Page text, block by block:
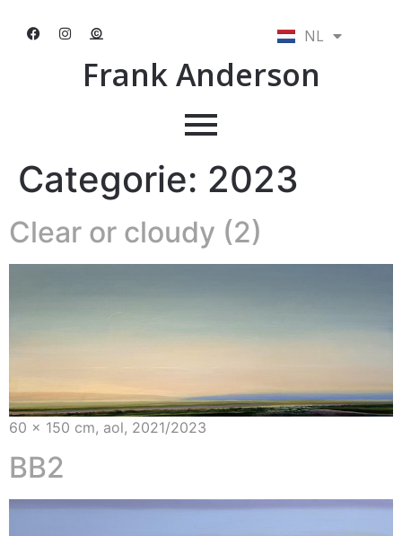
NL
EN
Frank Anderson
Categorie: 2023
Clear or cloudy (2)
60 x 150 cm, aol, 2021/2023
BB2